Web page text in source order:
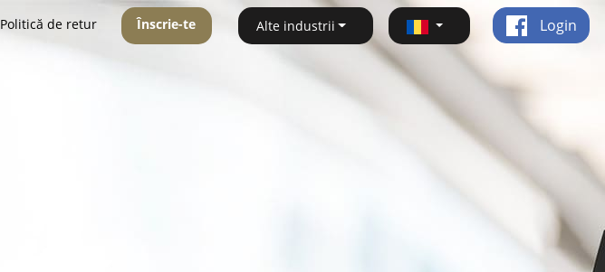
Politică de retur Înscrie-te Alte industrii Login